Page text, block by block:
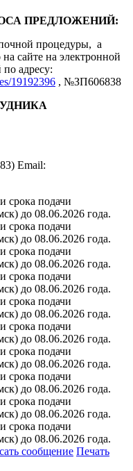
ПРЕДЛОЖЕНИЙ:
процедуры, а
сайте на электронной
адресу:
19192396 , №ЗП606838
Email:
срока подачи
до 08.06.2026 года.
срока подачи
до 08.06.2026 года.
срока подачи
до 08.06.2026 года.
срока подачи
до 08.06.2026 года.
срока подачи
до 08.06.2026 года.
срока подачи
до 08.06.2026 года.
срока подачи
до 08.06.2026 года.
срока подачи
до 08.06.2026 года.
срока подачи
до 08.06.2026 года.
срока подачи
до 08.06.2026 года.
сообщение Печать